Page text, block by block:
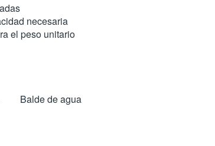
necesaria
el peso unitario
- Balde de agua